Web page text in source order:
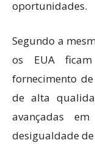
oportunidades.
Segundo a
os EUA
fornecimento
de alta
avançadas
desigualdade